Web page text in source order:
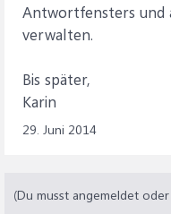
Antwortfensters und
verwalten.
Bis später,
Karin
29. Juni 2014
(Du musst angemeldet